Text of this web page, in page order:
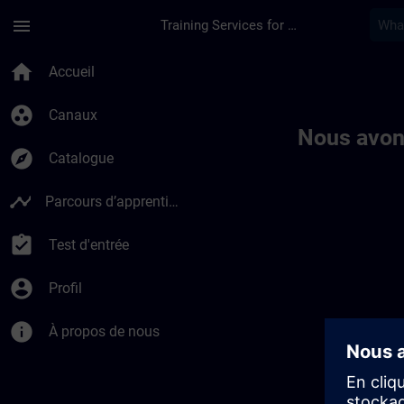
menu Training Services for Digital Industries
home Accueil
group_work Canaux
explore Catalogue
timeline Parcours d’apprentissage
assignment_turned_in Test d'entrée
account_circle Profil
info À propos de nous
Nous